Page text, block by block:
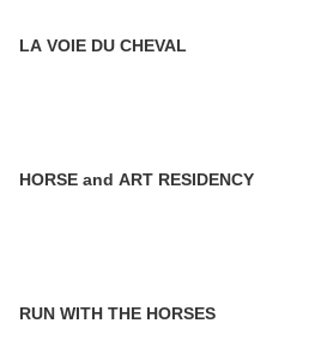
LA VOIE DU CHEVAL
HORSE and ART RESIDENCY
RUN WITH THE HORSES